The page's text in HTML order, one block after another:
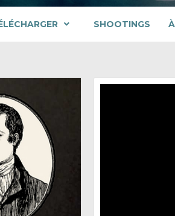
SHOOTINGS